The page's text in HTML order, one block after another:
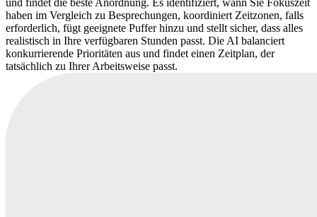
haben im Vergleich zu Besprechungen, koordiniert Zeitzonen, falls
erforderlich, fügt geeignete Puffer hinzu und stellt sicher, dass alles
realistisch in Ihre verfügbaren Stunden passt. Die AI balanciert
konkurrierende Prioritäten aus und findet einen Zeitplan, der
tatsächlich zu Ihrer Arbeitsweise passt.